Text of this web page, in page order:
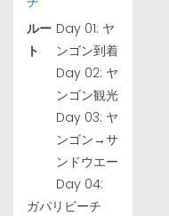
ルー
ト
Day 01: ヤ
ンゴン到着
Day 02: ヤ
ンゴン観光
Day 03: ヤ
ンゴン→サ
ンドウエー
Day 04:
ガパリビーチ